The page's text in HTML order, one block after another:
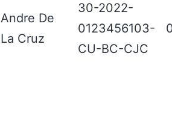
Andre De
La Cruz
30-2022-
0123456103-
CU-BC-CJC